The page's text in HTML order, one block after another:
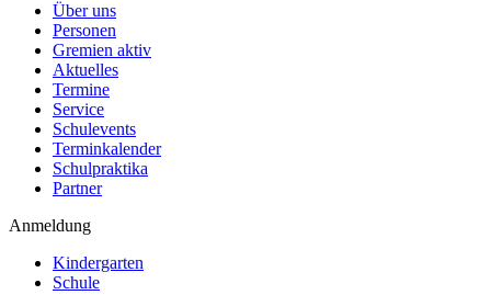
Über uns
Personen
Gremien aktiv
Aktuelles
Termine
Service
Schulevents
Terminkalender
Schulpraktika
Partner
Anmeldung
Kindergarten
Schule